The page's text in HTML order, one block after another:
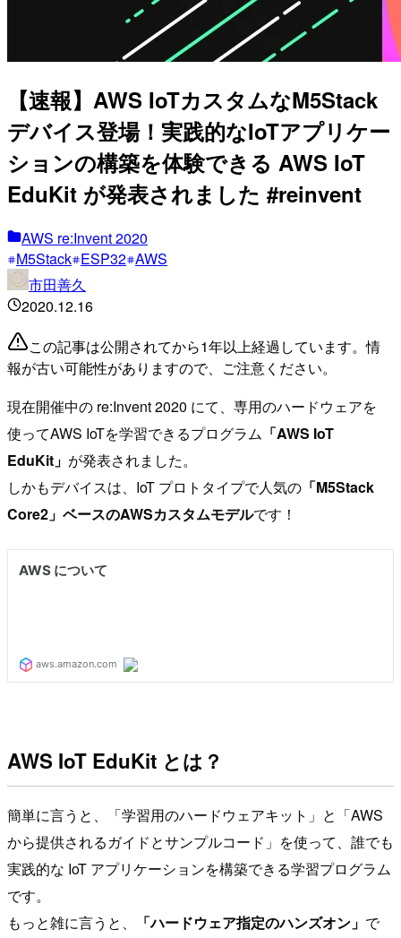
【速報】AWS IoTカスタムなM5Stack
デバイス登場！実践的なIoTアプリケー
ションの構築を体験できる AWS IoT
EduKit が発表されました #reinvent
AWS re:Invent 2020
M5Stack ESP32 AWS
市田善久
2020.12.16
この記事は公開されてから1年以上経過しています。情
報が古い可能性がありますので、ご注意ください。
現在開催中の re:Invent 2020 にて、専用のハードウェアを
使ってAWS IoTを学習できるプログラム 「AWS IoT
EduKit」 が発表されました。
しかもデバイスは、IoT プロトタイプで人気の 「M5Stack
Core2」ベースのAWSカスタムモデルです！
AWS IoT EduKit とは？
簡単に言うと、「学習用のハードウェアキット」と「AWS
から提供されるガイドとサンプルコード」を使って、誰でも
実践的な IoT アプリケーションを構築できる学習プログラム
です。
もっと雑に言うと、
「ハードウェア指定のハンズオン」 で